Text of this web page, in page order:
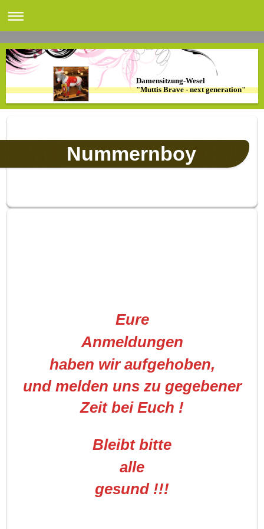
Damensitzung-Wesel
"Muttis Brave - next generation"
Nummernboy
Eure
Anmeldungen
haben wir aufgehoben,
und melden uns zu gegebener
Zeit bei Euch !
Bleibt bitte
alle
gesund !!!